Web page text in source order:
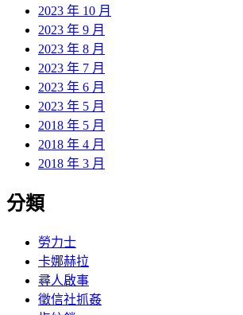
2023 年 10 月
2023 年 9 月
2023 年 8 月
2023 年 7 月
2023 年 6 月
2023 年 5 月
2018 年 5 月
2018 年 4 月
2018 年 3 月
分類
勞力士
卡娜赫拉
尋人啟事
徵信社抓姦